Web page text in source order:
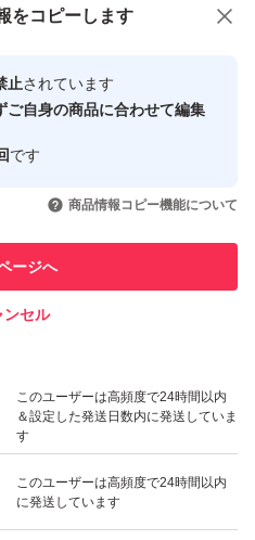
心・安全なユーザーです
引を完了させた実績があります
での取引実績があります
このユーザーは高頻度で24時間以内
＆設定した発送日数内に発送していま
す
このユーザーは高頻度で24時間以内
に発送しています
をコピーします
止されています
ご自身の商品に合わせて編集
です
商品情報コピー機能について
ージへ
ンセル
スメ
いいね！
505